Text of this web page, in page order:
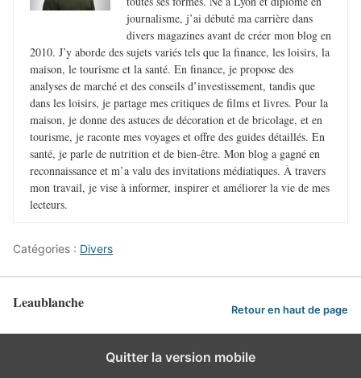
journalisme, j’ai débuté ma carrière dans
divers magazines avant de créer mon blog en
2010. J’y aborde des sujets variés tels que la finance, les loisirs, la
maison, le tourisme et la santé. En finance, je propose des
analyses de marché et des conseils d’investissement, tandis que
dans les loisirs, je partage mes critiques de films et livres. Pour la
maison, je donne des astuces de décoration et de bricolage, et en
tourisme, je raconte mes voyages et offre des guides détaillés. En
santé, je parle de nutrition et de bien-être. Mon blog a gagné en
reconnaissance et m’a valu des invitations médiatiques. À travers
mon travail, je vise à informer, inspirer et améliorer la vie de mes
lecteurs.
Catégories : Divers
Leaublanche Retour en haut de page
Quitter la version mobile